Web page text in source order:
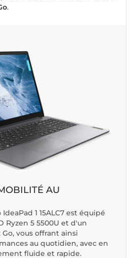
.
AU
1 15ALC7 est équipé
Ryzen 5 5500U et d'un
Go, vous offrant ainsi
au quotidien, avec en
fluide et rapide.